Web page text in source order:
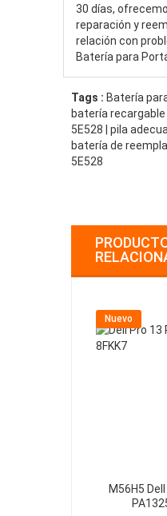
30 días,
reparación y
relación con
Batería para
Tags : Batería
batería recargable
5E528 | pila
batería de
5E528
Nuevo
M56H5